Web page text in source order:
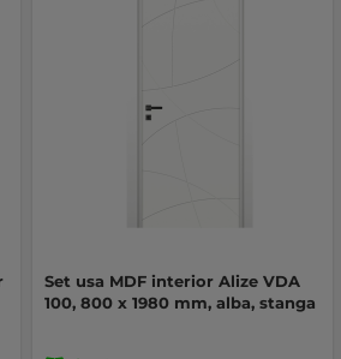
Set usa MDF interior Alize VDA
100, 800 x 1980 mm, alba, stanga